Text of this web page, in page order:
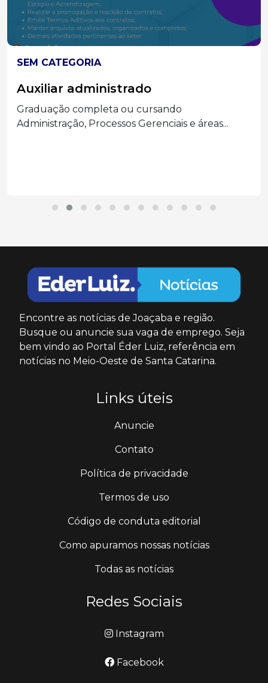
SEM CATEGORIA
Auxiliar administrado
Graduação completa ou cursando
Administração, Processos Gerenciais e áreas...
Encontre as notícias de Joaçaba e região.
Busque ou anuncie sua vaga de emprego. Seja
bem vindo ao Portal Éder Luiz, referência em
notícias no Meio-Oeste de Santa Catarina.
Links úteis
Anuncie
Contato
Política de privacidade
Termos de uso
Código de conduta editorial
Como apuramos nossas notícias
Todas as notícias
Redes Sociais
Instagram
Facebook